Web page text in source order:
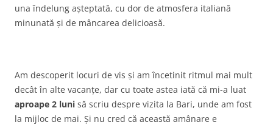
una îndelung așteptată, cu dor de atmosfera italiană
minunată și de mâncarea delicioasă.
Am descoperit locuri de vis și am încetinit ritmul mai mult
decât în alte vacanțe, dar cu toate astea iată că mi-a luat
aproape 2 luni să scriu despre vizita la Bari, unde am fost
la mijloc de mai. Și nu cred că această amânare e